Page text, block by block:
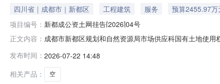
四川省｜成都市｜新都区 工程建筑 服务
预算2455.97万
项目编号： 新都成公资土网挂告[2026]04号
正文内容： 成都市新都区规划和自然资源局市场供应科国有土地使
场供应科决定以挂牌出让方式1(幅)地块的国有土地使用
发布时间： 2026-07-22 14:48
相关产品：
空